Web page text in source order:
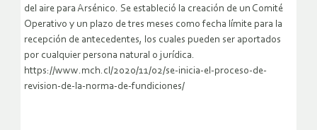
del aire para Arsénico. Se estableció la creación de un Comité
Operativo y un plazo de tres meses como fecha límite para la
recepción de antecedentes, los cuales pueden ser aportados
por cualquier persona natural o jurídica.
https://www.mch.cl/2020/11/02/se-inicia-el-proceso-de-
revision-de-la-norma-de-fundiciones/